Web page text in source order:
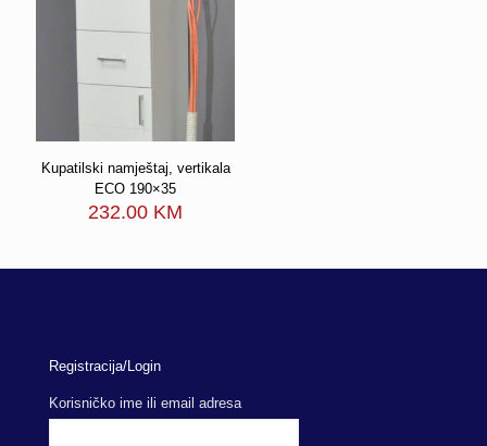
Kupatilski namještaj, vertikala
ECO 190×35
232.00 KM
Registracija/Login
Korisničko ime ili email adresa